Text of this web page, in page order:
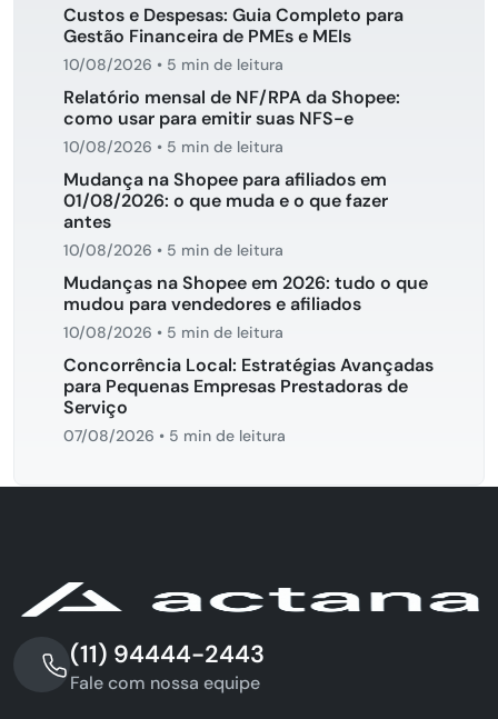
Custos e Despesas: Guia Completo para
Gestão Financeira de PMEs e MEIs
10/08/2026 • 5 min de leitura
Relatório mensal de NF/RPA da Shopee:
como usar para emitir suas NFS-e
10/08/2026 • 5 min de leitura
Mudança na Shopee para afiliados em
01/08/2026: o que muda e o que fazer
antes
10/08/2026 • 5 min de leitura
Mudanças na Shopee em 2026: tudo o que
mudou para vendedores e afiliados
10/08/2026 • 5 min de leitura
Concorrência Local: Estratégias Avançadas
para Pequenas Empresas Prestadoras de
Serviço
07/08/2026 • 5 min de leitura
(11) 94444-2443
Fale com nossa equipe